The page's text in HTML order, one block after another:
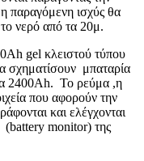
παραγόμενη ισχύς θα
το νερό από τα 20μ.
gel κλειστού τύπου
σχηματίσουν μπαταρία
2400Αh. Το ρεύμα ,η
που αφορούν την
και ελέγχονται
(battery monitor) της